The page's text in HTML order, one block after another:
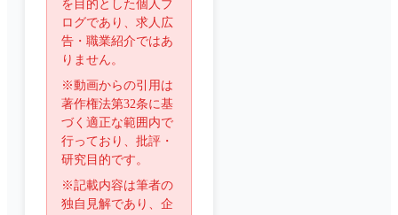
を目的とした個人ブ
ログであり、求人広
告・職業紹介ではあ
りません。
※動画からの引用は
著作権法第32条に基
づく適正な範囲内で
行っており、批評・
研究目的です。
※記載内容は筆者の
独自見解であり、企